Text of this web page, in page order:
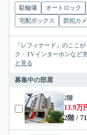
駐輪場 オートロック
宅配ボックス
防犯カ
「レフィナード」のここ
ク・TVインターホンなど
と見る
募集中の部屋
2階
13.9万
2階 /